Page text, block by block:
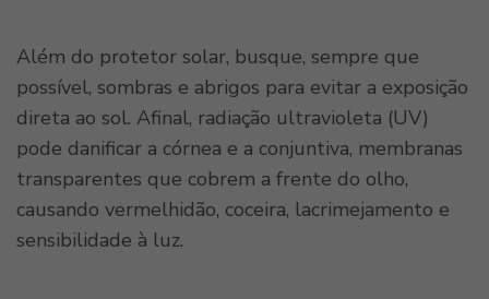
Além do protetor solar, busque, sempre que
possível, sombras e abrigos para evitar a exposição
direta ao sol. Afinal, radiação ultravioleta (UV)
pode danificar a córnea e a conjuntiva, membranas
transparentes que cobrem a frente do olho,
causando vermelhidão, coceira, lacrimejamento e
sensibilidade à luz.